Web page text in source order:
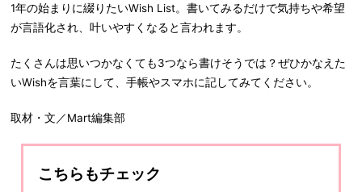
1年の始まりに綴りたいWish List。書いてみるだけで気持ちや希望
が言語化され、叶いやすくなると言われます。
たくさんは思いつかなくても3つなら書けそうでは？ぜひかなえた
いWishを言葉にして、手帳やスマホに記してみてください。
取材・文／Mart編集部
こちらもチェック